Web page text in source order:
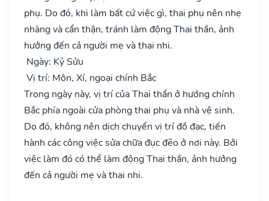
phụ. Do đó, khi làm bất cứ việc gì, thai phụ nên nhẹ
nhàng và cẩn thận, tránh làm động Thai thần, ảnh
hưởng đến cả người mẹ và thai nhi.
Ngày: Kỷ Sửu
Vị trí: Môn, Xí, ngoại chính Bắc
Trong ngày này, vị trí của Thai thần ở hướng chính
Bắc phía ngoài cửa phòng thai phụ và nhà vệ sinh.
Do đó, không nên dịch chuyển vị trí đồ đạc, tiến
hành các công việc sửa chữa đục đẽo ở nơi này. Bởi
việc làm đó có thể làm động Thai thần, ảnh hưởng
đến cả người mẹ và thai nhi.